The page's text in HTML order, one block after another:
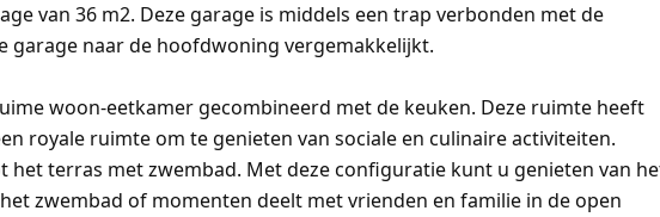
van 36 m2. Deze garage is middels een trap verbonden met de
garage naar de hoofdwoning vergemakkelijkt.
woon-eetkamer gecombineerd met de keuken. Deze ruimte heeft
royale ruimte om te genieten van sociale en culinaire activiteiten.
het terras met zwembad. Met deze configuratie kunt u genieten van
zwembad of momenten deelt met vrienden en familie in de open